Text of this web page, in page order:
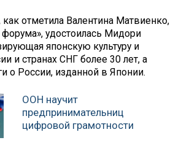
отметила Валентина Матвиенко,
удостоилась Мидори
японскую культуру и
и странах СНГ более 30 лет, а
о России, изданной в Японии.
ООН научит
предпринимательниц
цифровой грамотности